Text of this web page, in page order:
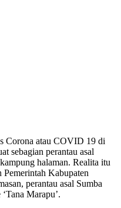
Corona atau COVID 19 di
sebagian perantau asal
halaman. Realita itu
Pemerintah Kabupaten
perantau asal Sumba
Marapu’.